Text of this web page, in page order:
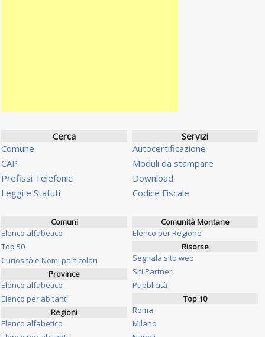
Cerca
Comune
CAP
Prefissi Telefonici
Leggi e Statuti
Servizi
Autocertificazione
Moduli da stampare
Download
Codice Fiscale
Comuni
Elenco alfabetico
Top 50
Curiosità e Nomi particolari
Province
Elenco alfabetico
Elenco per abitanti
Regioni
Elenco alfabetico
Comunità Montane
Elenco per Regione
Risorse
Segnala sito web
Siti Partner
Pubblicità
Top 10
Roma
Milano